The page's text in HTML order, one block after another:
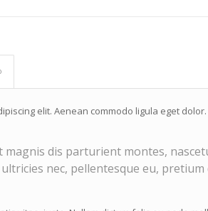
elit. Aenean commodo ligula eget
magnis dis parturient montes,
nec, pellentesque eu, pretium